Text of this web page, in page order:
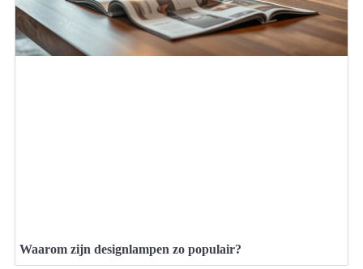
Waarom zijn designlampen zo populair?